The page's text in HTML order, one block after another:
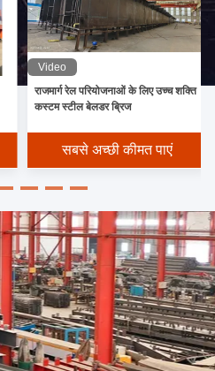
Video
राजमार्ग रेल परियोजनाओं के लिए उच्च शक्ति
कस्टम स्टील बेलडर ब्रिज
सबसे अच्छी कीमत पाएं